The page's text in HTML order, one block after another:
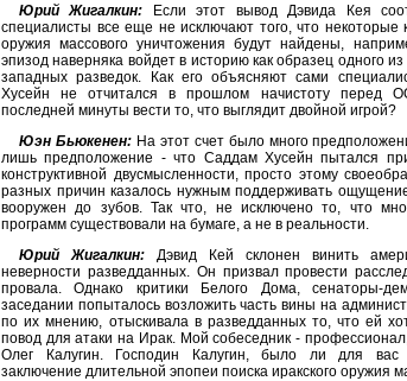
Юрий Жигалкин: Если этот вывод Дэвида Кея
специалисты все еще не исключают того, что некоторые
оружия массового уничтожения будут найдены,
эпизод наверняка войдет в историю как образец одного
западных разведок. Как его объясняют сами
Хусейн не отчитался в прошлом начистоту перед
последней минуты вести то, что выглядит двойной игрой?
Юэн Бьюкенен:На этот счет было много
лишь предположение - что Саддам Хусейн пытался
конструктивной двусмысленности, просто этому
разных причин казалось нужным поддерживать
вооружен до зубов. Так что, не исключено то, что
программ существовали на бумаге, а не в реальности.
Юрий Жигалкин: Дэвид Кей склонен винить
неверности разведданных. Он призвал провести
провала. Однако критики Белого Дома, сенаторы-
заседании попыталось возложить часть вины на
по их мнению, отыскивала в разведданных то, что ей
повод для атаки на Ирак. Мой собеседник -
Олег Калугин. Господин Калугин, было ли для вас
заключение длительной эпопеи поиска иракского оружия